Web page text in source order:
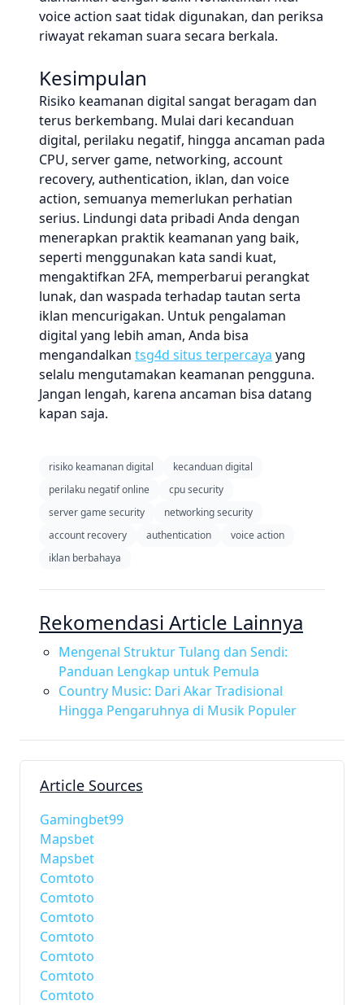
voice action saat tidak digunakan, dan periksa
riwayat rekaman suara secara berkala.
Kesimpulan
Risiko keamanan digital sangat beragam dan
terus berkembang. Mulai dari kecanduan
digital, perilaku negatif, hingga ancaman pada
CPU, server game, networking, account
recovery, authentication, iklan, dan voice
action, semuanya memerlukan perhatian
serius. Lindungi data pribadi Anda dengan
menerapkan praktik keamanan yang baik,
seperti menggunakan kata sandi kuat,
mengaktifkan 2FA, memperbarui perangkat
lunak, dan waspada terhadap tautan serta
iklan mencurigakan. Untuk pengalaman
digital yang lebih aman, Anda bisa
mengandalkan tsg4d situs terpercaya yang
selalu mengutamakan keamanan pengguna.
Jangan lengah, karena ancaman bisa datang
kapan saja.
risiko keamanan digital
kecanduan digital
perilaku negatif online
cpu security
server game security
networking security
account recovery
authentication
voice action
iklan berbahaya
Rekomendasi Article Lainnya
Mengenal Struktur Tulang dan Sendi:
Panduan Lengkap untuk Pemula
Country Music: Dari Akar Tradisional
Hingga Pengaruhnya di Musik Populer
Article Sources
Gamingbet99
Mapsbet
Mapsbet
Comtoto
Comtoto
Comtoto
Comtoto
Comtoto
Comtoto
Comtoto